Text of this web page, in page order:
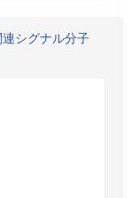
シグナル分子